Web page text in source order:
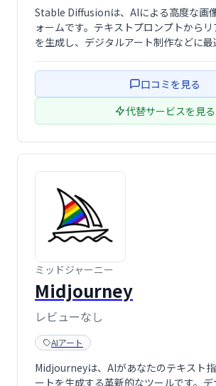
Stable Diffusionは、AIによる高度な画
ォームです。テキストプロンプトから
を生成し、デジタルアート制作などに
ユーザー独自の表現を実現できます。
現の可能性を広げる強力 …口コミを見る
代替サービスを見る
ミッドジャーニー
Midjourney
レビューなし
AIアート
Midjourneyは、AIがあなたのテキスト
ートを生成する革新的なツールです。